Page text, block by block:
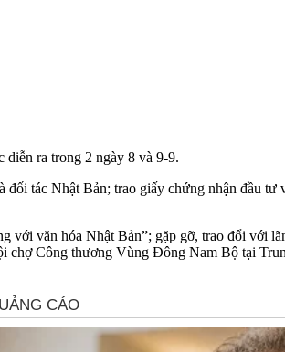
diễn ra trong 2 ngày 8 và 9-9.
tác Nhật Bản; trao giấy chứng nhận đầu
văn hóa Nhật Bản”; gặp gỡ, trao đổi với
chợ Công thương Vùng Đông Nam Bộ tại